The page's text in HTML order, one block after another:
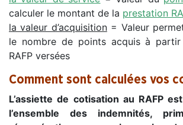
calculer le montant de la prestation
la valeur d’acquisition= Valeur
le nombre de points acquis à
RAFP versées
Comment sont calculées vos
L’assiette de cotisation au RAFP
l’ensemble des indemnités,